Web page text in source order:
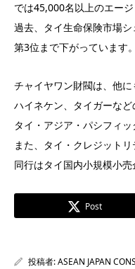
では45,000名以上のエージ
過去、タイ生命保険市場
第3位まで下がっています。
チャイヤワン財閥は、他
ハイネケン、タイガーな
タイ・アジア・パシフィ
また、タイ・クレジット
同行はタイ国内小規模小売
Post
投稿者:ASEAN JAPAN